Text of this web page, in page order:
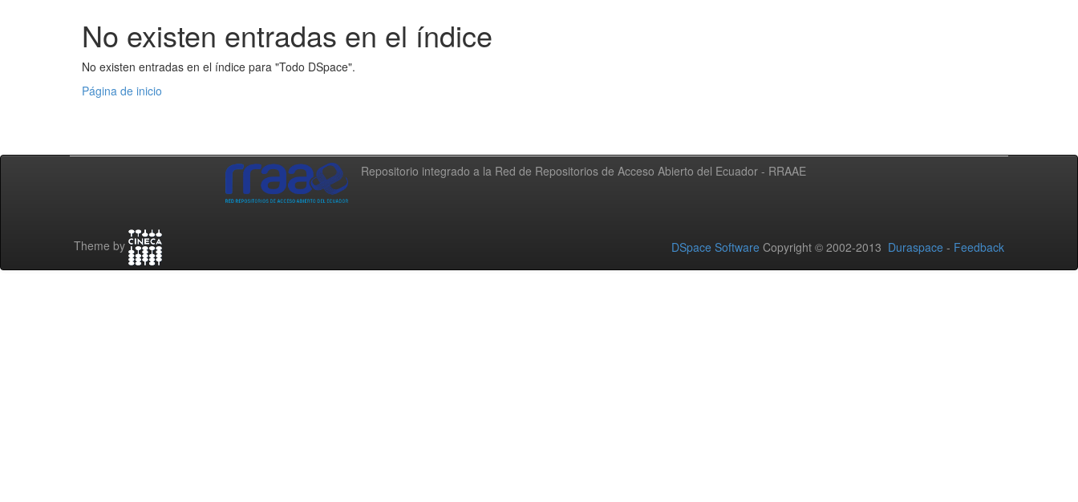
No existen entradas en el índice
No existen entradas en el índice para "Todo DSpace".
Página de inicio
Repositorio integrado a la Red de Repositorios de Acceso Abierto del Ecuador - RRAAE
Theme by DSpace Software Copyright © 2002-2013 Duraspace - Feedback